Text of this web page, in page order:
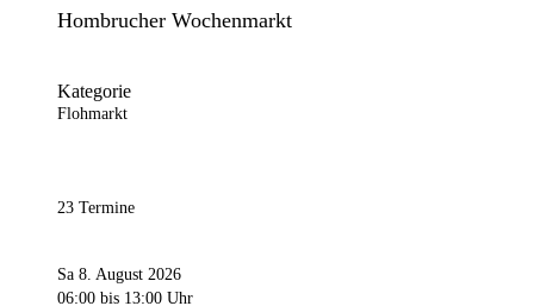
Hombrucher Wochenmarkt
Kategorie
Flohmarkt
23 Termine
Sa 8. August 2026
06:00 bis 13:00 Uhr